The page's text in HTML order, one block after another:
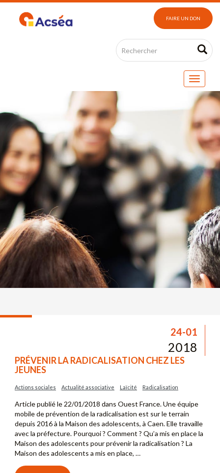
FAIRE UN DON
24-01
2018
PRÉVENIR LA RADICALISATION CHEZ LES
JEUNES
Actions sociales Actualité associative Laïcité Radicalisation
Article publié le 22/01/2018 dans Ouest France. Une équipe
mobile de prévention de la radicalisation est sur le terrain
depuis 2016 à la Maison des adolescents, à Caen. Elle travaille
avec la préfecture. Pourquoi ? Comment ? Qu’a mis en place la
Maison des adolescents pour prévenir la radicalisation ? La
Maison des adolescents a mis en place, …